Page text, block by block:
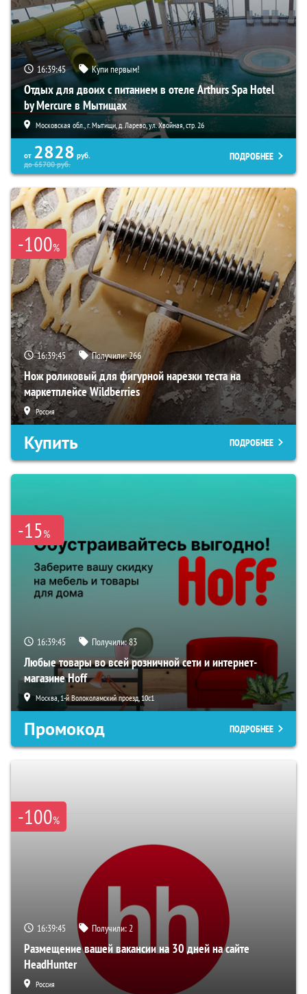
16:39:44 Купи первым!
Отдых для двоих с питанием в отеле Arthurs Spa Hotel
by Mercure в Мытищах
Московская обл., г. Мытищи, д. Ларево, ул. Хвойная, стр. 26
от 2828 руб.
до65700руб.
ПОДРОБНЕЕ
-100%
16:39:44 Получили:266
Нож роликовый для фигурной нарезки теста на
маркетплейсе Wildberries
Россия
Купить ПОДРОБНЕЕ
-15%
16:39:44 Получили:83
Любые товары во всей розничной сети и интернет-
магазине Hoff
Москва, 1-й Волоколамский проезд, 10с1
Промокод ПОДРОБНЕЕ
-100%
16:39:44 Получили:2
Размещение вашей вакансии на 30 дней на сайте
HeadHunter
Россия